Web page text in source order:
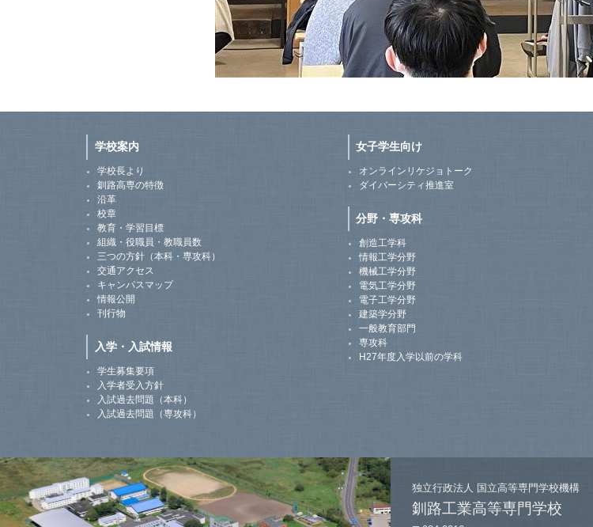
学校案内
学校長より
釧路高専の特徴
沿革
校章
教育・学習目標
組織・役職員・教職員数
三つの方針（本科・専攻科）
交通アクセス
キャンパスマップ
情報公開
刊行物
入学・入試情報
学生募集要項
入学者受入方針
入試過去問題（本科）
入試過去問題（専攻科）
女子学生向け
オンラインリケジョトーク
ダイバーシティ推進室
分野・専攻科
創造工学科
情報工学分野
機械工学分野
電気工学分野
電子工学分野
建築学分野
一般教育部門
専攻科
H27年度入学以前の学科
独立行政法人 国立高等専門学校機構
釧路工業高等専門学校